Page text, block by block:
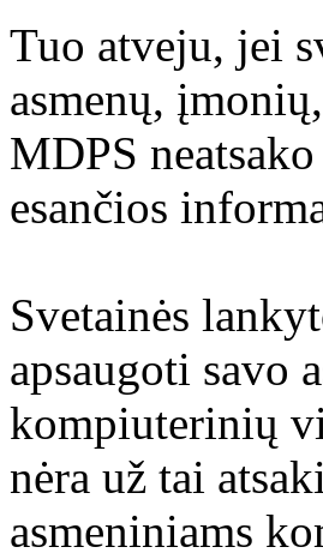
Tuo atveju, jei
asmenų,
MDPS
esančios
Svetainės
apsaugoti savo
kompiuterinių
nėra už tai
asmeniniams